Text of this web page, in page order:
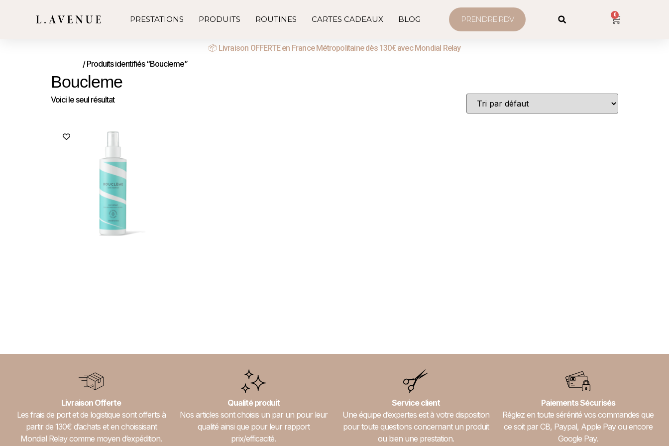
PRESTATIONS PRODUITS ROUTINES CARTES CADEAUX BLOG PRENDRE RDV 0
📦 Livraison OFFERTE en France Métropolitaine dès 130€ avec Mondial Relay
/ Produits identifiés “Boucleme”
Boucleme
Voici le seul résultat
Livraison Offerte
Les frais de port et de logistique sont offerts à
partir de 130€ d’achats et en choissisant
Mondial Relay comme moyen d’expédition.
Qualité produit
Nos articles sont choisis un par un pour leur
qualité ainsi que pour leur rapport
prix/efficacité.
Service client
Une équipe d’expertes est à votre disposition
pour toute questions concernant un produit
ou bien une prestation.
Paiements Sécurisés
Réglez en toute sérénité vos commandes que
ce soit par CB, Paypal, Apple Pay ou encore
Google Pay.